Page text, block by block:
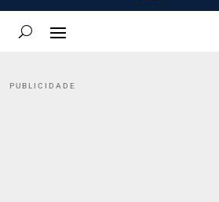
PUBLICIDADE